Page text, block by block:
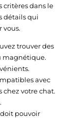
critères dans le
détails qui
vous.
trouver des
magnétique.
avec
votre chat.
pouvoir